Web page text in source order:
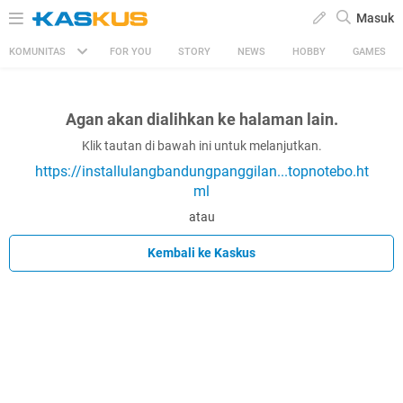
Masuk
KOMUNITAS FOR YOU STORY NEWS HOBBY GAMES
Agan akan dialihkan ke halaman lain.
Klik tautan di bawah ini untuk melanjutkan.
https://installulangbandungpanggilan...topnotebo.ht
ml
atau
Kembali ke Kaskus